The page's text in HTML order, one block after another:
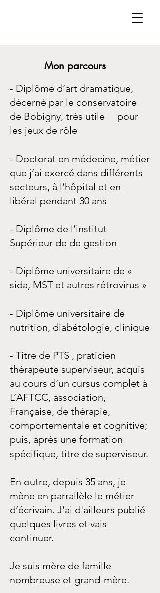
Mon parcours
- Diplôme d’art dramatique,
décerné par le conservatoire
de Bobigny, très utile pour
les jeux de rôle
- Doctorat en médecine, métier
que j’ai exercé dans différents
secteurs, à l’hôpital et en
libéral pendant 30 ans
- Diplôme de l’institut
Supérieur de de gestion
- Diplôme universitaire de «
sida, MST et autres rétrovirus »
- Diplôme universitaire de
nutrition, diabétologie, clinique
- Titre de PTS , praticien
thérapeute superviseur, acquis
au cours d’un cursus complet à
L’AFTCC, association,
Française, de thérapie,
comportementale et cognitive;
puis, après une formation
spécifique, titre de superviseur.
En outre, depuis 35 ans, je
mène en parrallèle le métier
d’écrivain. J’ai d'ailleurs publié
quelques livres et vais
continuer.
Je suis mère de famille
nombreuse et grand-mère.